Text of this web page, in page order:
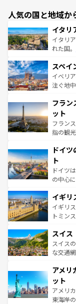
人気の国と地域か
イタリ
イタリ
れた国。
ろん、
景など
ピザや
ませて
なお、
しい。
スペイ
イベリ
注ぐ地
文化が
れる闘
る。首
アート
せる。
ンテン
フラン
ット
フラン
指の観
で、幅
聖堂、
から魅
れ、フ
香り高
らに、
も豊か
を参照
ドイ
ト
ドイツ
の中心
顔を持
ルリン
してラ
は、お酒
ドイツ
イギリ
イギリ
トミン
リアご
ティー
戦など
ンツ一覧
スイス
スイス
な交通
の建物
博物館
ことが
者向け
アメリ
ット
アメリ
東海岸